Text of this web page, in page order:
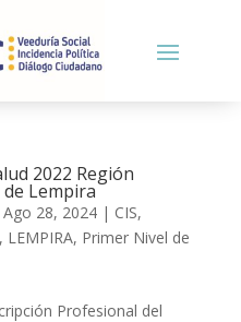
2022 Región
Lempira
Ago 28, 2024| CIS,
, LEMPIRA, Primer Nivel de
Profesional del